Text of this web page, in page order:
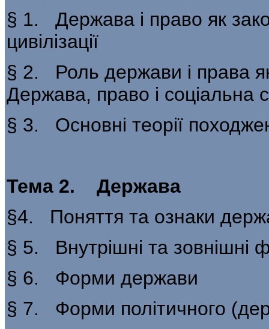
§ 1. Держава і право як
цивілізації
§ 2. Роль держави і права
Держава, право і соціальна
§ 3. Основні теорії
Тема 2. Держава
§4. Поняття та ознаки
§ 5. Внутрішні та зовнішні
§ 6. Форми держави
§ 7. Форми політичного